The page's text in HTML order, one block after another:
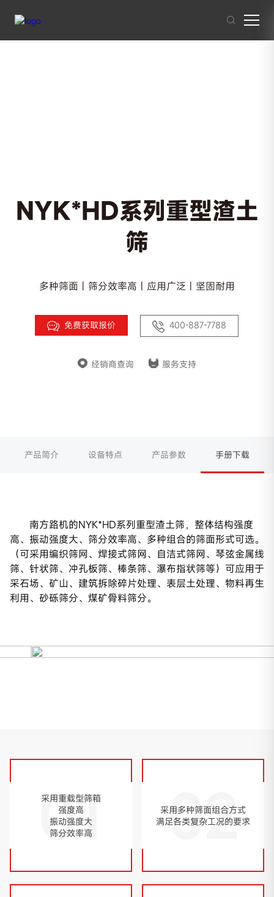
NYK*HD系列重型渣土
筛
多种筛面 | 筛分效率高 | 应用广泛 | 坚固耐用
免费获取报价 400-887-7788
经销商查询 服务支持
产品简介 设备特点 产品参数 手册下载
南方路机的NYK*HD系列重型渣土筛，整体结构强度
高、振动强度大、筛分效率高、多种组合的筛面形式可选。
（可采用编织筛网、焊接式筛网、自洁式筛网、琴弦金属线
筛、针状筛、冲孔板筛、棒条筛、瀑布指状筛等）可应用于
采石场、矿山、建筑拆除碎片处理、表层土处理、物料再生
利用、砂砾筛分、煤矿骨料筛分。
01
采用重载型筛箱
强度高
振动强度大
筛分效率高
02
采用多种筛面组合方式
满足各类复杂工况的要求